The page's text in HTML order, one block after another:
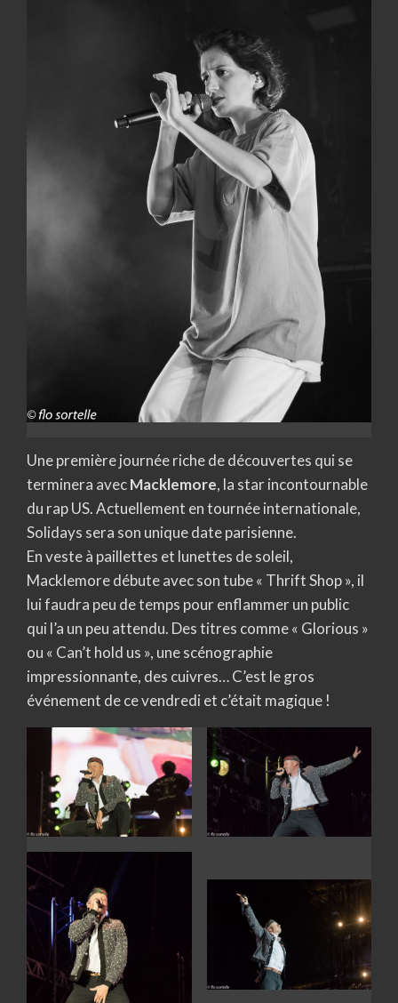
Une première journée riche de découvertes qui se
terminera avecMacklemore, la star incontournable
du rap US. Actuellement en tournée internationale,
Solidays sera son unique date parisienne.
En veste à paillettes et lunettes de soleil,
Macklemore débute avec son tube « Thrift Shop », il
lui faudra peu de temps pour enflammer un public
qui l’a un peu attendu. Des titres comme « Glorious »
ou « Can’t hold us », une scénographie
impressionnante, des cuivres… C’est le gros
événement de ce vendredi et c’était magique !